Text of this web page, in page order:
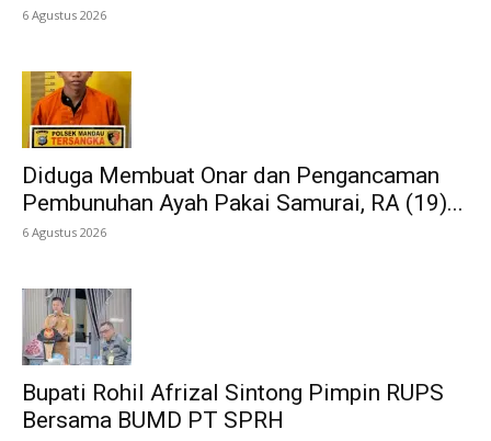
6 Agustus 2026
Diduga Membuat Onar dan Pengancaman
Pembunuhan Ayah Pakai Samurai, RA (19)...
6 Agustus 2026
Bupati Rohil Afrizal Sintong Pimpin RUPS
Bersama BUMD PT SPRH